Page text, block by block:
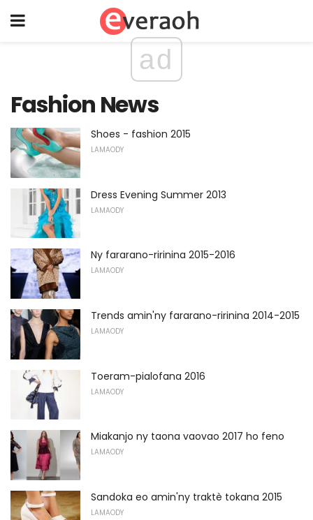
ad
Fashion News
Shoes - fashion 2015
LAMAODY
Dress Evening Summer 2013
LAMAODY
Ny fararano-ririnina 2015-2016
LAMAODY
Trends amin'ny fararano-ririnina 2014-2015
LAMAODY
Toeram-pialofana 2016
LAMAODY
Miakanjo ny taona vaovao 2017 ho feno
LAMAODY
Sandoka eo amin'ny traktè tokana 2015
LAMAODY